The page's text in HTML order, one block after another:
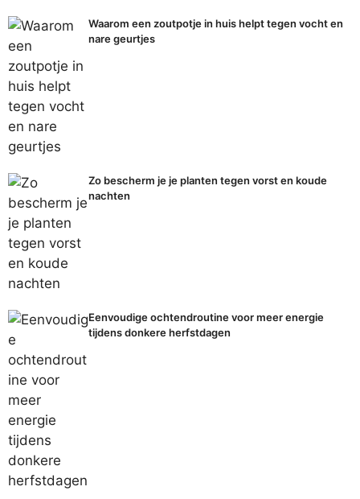
Waarom een zoutpotje in huis helpt tegen vocht en
nare geurtjes
Zo bescherm je je planten tegen vorst en koude
nachten
Eenvoudige ochtendroutine voor meer energie
tijdens donkere herfstdagen